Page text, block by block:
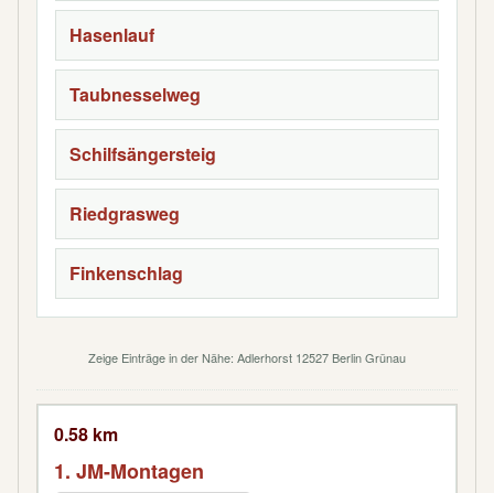
Hasenlauf
Taubnesselweg
Schilfsängersteig
Riedgrasweg
Finkenschlag
Zeige Einträge in der Nähe: Adlerhorst 12527 Berlin Grünau
0.58 km
1. JM-Montagen